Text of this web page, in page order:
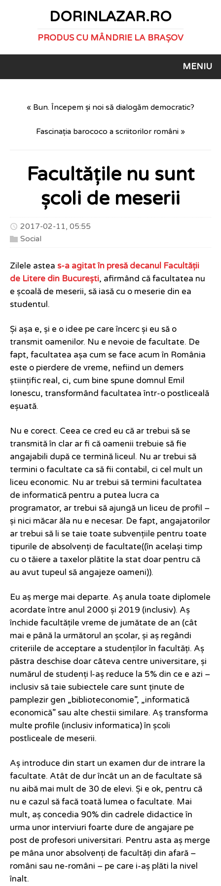
DORINLAZAR.RO
PRODUS CU MÂNDRIE LA BRAȘOV
MENIU
« Bun. Începem și noi să dialogăm democratic?
Fascinația barococo a scriitorilor români »
Facultățile nu sunt
școli de meserii
2017-02-11, 05:55
Social
Zilele astea s-a agitat în presă decanul Facultății
de Litere din București, afirmând că facultatea nu
e școală de meserii, să iasă cu o meserie din ea
studentul.
Și așa e, și e o idee pe care încerc și eu să o
transmit oamenilor. Nu e nevoie de facultate. De
fapt, facultatea așa cum se face acum în România
este o pierdere de vreme, nefiind un demers
științific real, ci, cum bine spune domnul Emil
Ionescu, transformând facultatea într-o postliceală
eșuată.
Nu e corect. Ceea ce cred eu că ar trebui să se
transmită în clar ar fi că oamenii trebuie să fie
angajabili după ce termină liceul. Nu ar trebui să
termini o facultate ca să fii contabil, ci cel mult un
liceu economic. Nu ar trebui să termini facultatea
de informatică pentru a putea lucra ca
programator, ar trebui să ajungă un liceu de profil –
și nici măcar ăla nu e necesar. De fapt, angajatorilor
ar trebui să li se taie toate subvențiile pentru toate
tipurile de absolvenți de facultate((în același timp
cu o tăiere a taxelor plătite la stat doar pentru că
au avut tupeul să angajeze oameni)).
Eu aș merge mai departe. Aș anula toate diplomele
acordate între anul 2000 și 2019 (inclusiv). Aș
închide facultățile vreme de jumătate de an (cât
mai e până la următorul an școlar, și aș regândi
criteriile de acceptare a studenților în facultăți. Aș
păstra deschise doar câteva centre universitare, și
numărul de studenți l-aș reduce la 5% din ce e azi –
inclusiv să taie subiectele care sunt ținute de
pamplezir gen „biblioteconomie”, „informatică
economică” sau alte chestii similare. Aș transforma
multe profile (inclusiv informatica) în școli
postliceale de meserii.
Aș introduce din start un examen dur de intrare la
facultate. Atât de dur încât un an de facultate să
nu aibă mai mult de 30 de elevi. Și e ok, pentru că
nu e cazul să facă toată lumea o facultate. Mai
mult, aș concedia 90% din cadrele didactice în
urma unor interviuri foarte dure de angajare pe
post de profesori universitari. Pentru asta aș merge
pe mâna unor absolvenți de facultăți din afară –
români sau ne-români – pe care i-aș plăti la nivel
înalt.